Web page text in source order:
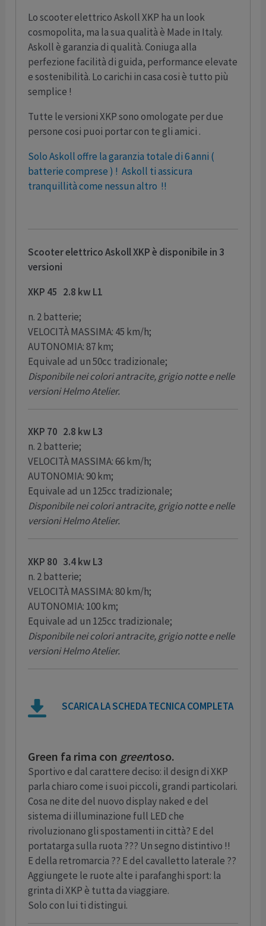
Lo scooter elettrico Askoll XKP ha un look
cosmopolita, ma la sua qualità è Made in Italy.
Askoll è garanzia di qualità. Coniuga alla
perfezione facilità di guida, performance elevate
e sostenibilità. Lo carichi in casa cosi è tutto più
semplice !
Tutte le versioni XKP sono omologate per due
persone cosi puoi portar con te gli amici .
Solo Askoll offre la garanzia totale di 6 anni (
batterie comprese ) ! Askoll ti assicura
tranquillità come nessun altro !!
Scooter elettrico Askoll XKP è disponibile in 3
versioni
XKP 45 2.8 kw L1
n. 2 batterie;
VELOCITÀ MASSIMA: 45 km/h;
AUTONOMIA: 87 km;
Equivale ad un 50cc tradizionale;
Disponibile nei colori antracite, grigio notte e nelle
versioni Helmo Atelier.
XKP 70 2.8 kw L3
n. 2 batterie;
VELOCITÀ MASSIMA: 66 km/h;
AUTONOMIA: 90 km;
Equivale ad un 125cc tradizionale;
Disponibile nei colori antracite, grigio notte e nelle
versioni Helmo Atelier.
XKP 80 3.4 kw L3
n. 2 batterie;
VELOCITÀ MASSIMA: 80 km/h;
AUTONOMIA: 100 km;
Equivale ad un 125cc tradizionale;
Disponibile nei colori antracite, grigio notte e nelle
versioni Helmo Atelier.
SCARICA LA SCHEDA TECNICA COMPLETA
Green fa rima con greentoso.
Sportivo e dal carattere deciso: il design di XKP
parla chiaro come i suoi piccoli, grandi particolari.
Cosa ne dite del nuovo display naked e del
sistema di illuminazione full LED che
rivoluzionano gli spostamenti in città? E del
portatarga sulla ruota ??? Un segno distintivo !!
E della retromarcia ?? E del cavalletto laterale ??
Aggiungete le ruote alte i parafanghi sport: la
grinta di XKP è tutta da viaggiare.
Solo con lui ti distingui.